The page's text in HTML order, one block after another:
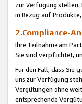
zur Verfügung stellen.
in Bezug auf
2.Compliance-
Ihre Teilnahme am
Sie sind verpflichtet,
Für den Fall, dass Sie
uns zur Verfügung
Vergütungen ohne
entsprechende